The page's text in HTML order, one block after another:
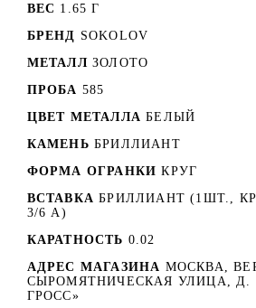
ВЕС 1.65 Г
БРЕНД SOKOLOV
МЕТАЛЛ ЗОЛОТО
ПРОБА 585
ЦВЕТ МЕТАЛЛА БЕЛЫЙ
КАМЕНЬ БРИЛЛИАНТ
ФОРМА ОГРАНКИ КРУГ
ВСТАВКА БРИЛЛИАНТ (1ШТ.,
3/6 А)
КАРАТНОСТЬ 0.02
АДРЕС МАГАЗИНА МОСКВА,
СЫРОМЯТНИЧЕСКАЯ УЛИЦА, Д.
ГРОСС»